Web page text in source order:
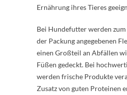
Ernährung ihres Tieres
Bei Hundefutter werden
der Packung angegebenen
einen Großteil an Abfällen
Füßen gedeckt. Bei
werden frische Produkte
Zusatz von guten Proteinen